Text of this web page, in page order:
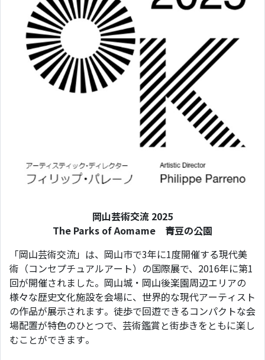
岡山芸術交流 2025
The Parks of Aomame
青豆の公園
「岡山芸術交流」は、岡山市で3年に1度開催する現代美
術（コンセプチュアルアート）の国際展で、2016年に第1
回が開催されました。岡山城・岡山後楽園周辺エリアの
様々な歴史文化施設を会場に、世界的な現代アーティスト
の作品が展示されます。徒歩で回遊できるコンパクトな会
場配置が特色のひとつで、芸術鑑賞と街歩きをともに楽し
むことができます。